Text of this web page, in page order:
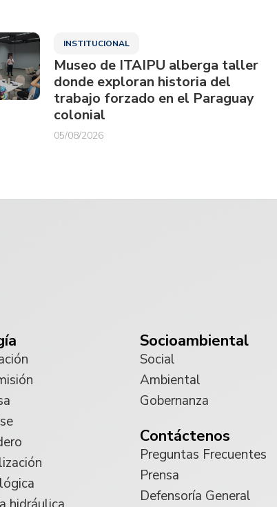
INSTITUCIONAL
Museo de ITAIPU alberga taller
donde exploran historia del
trabajo forzado en el Paraguay
colonial
05/08/2026
Socioambiental
Social
Ambiental
Gobernanza
Contáctenos
Preguntas Frecuentes
Prensa
Defensoría General